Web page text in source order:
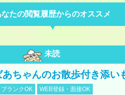
なたの閲覧履歴からのオススメ
未読
あちゃんのお散歩付き添い
ブランクOK WEB登録・面接OK